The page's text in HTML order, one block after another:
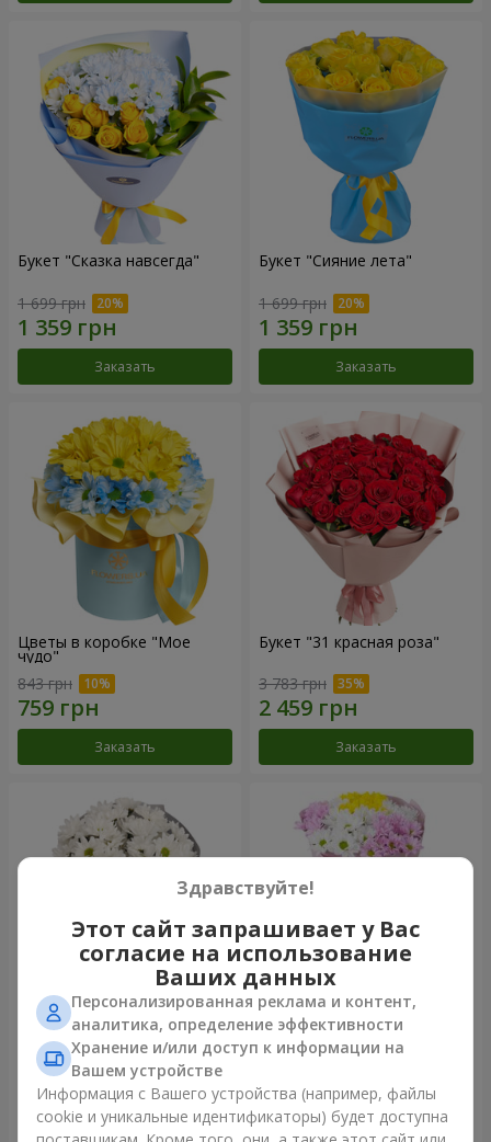
Букет "Сказка навсегда"
1 699 грн
Заказать
Букет "Сияние лета"
1 699 грн
Заказать
Цветы в коробке "Мое
чудо"
843 грн
Заказать
Букет "31 красная роза"
3 783 грн
Заказать
Букет "Киото" из 5 белых
хризантем
1 066 грн
Заказать
Букет "Времена года"
Заказать
Здравствуйте!
Этот сайт запрашивает у Вас
согласие на использование
Ваших данных
Персонализированная реклама и контент,
аналитика, определение эффективности
Хранение и/или доступ к информации на
Вашем устройстве
Информация с Вашего устройства (например, файлы
cookie и уникальные идентификаторы) будет доступна